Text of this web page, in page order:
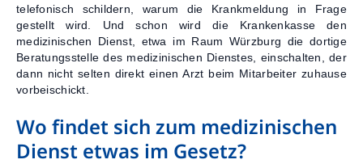
telefonisch schildern, warum die Krankmeldung in Frage
gestellt wird. Und schon wird die Krankenkasse den
medizinischen Dienst, etwa im Raum Würzburg die dortige
Beratungsstelle des medizinischen Dienstes, einschalten, der
dann nicht selten direkt einen Arzt beim Mitarbeiter zuhause
vorbeischickt.
Wo findet sich zum medizinischen
Dienst etwas im Gesetz?